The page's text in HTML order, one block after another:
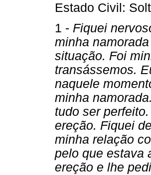
Estado Civil:
1 - Fiquei
minha
situação. Foi
transássemos.
naquele
minha
tudo ser
ereção. Fiquei
minha relação
pelo que estava
ereção e lhe